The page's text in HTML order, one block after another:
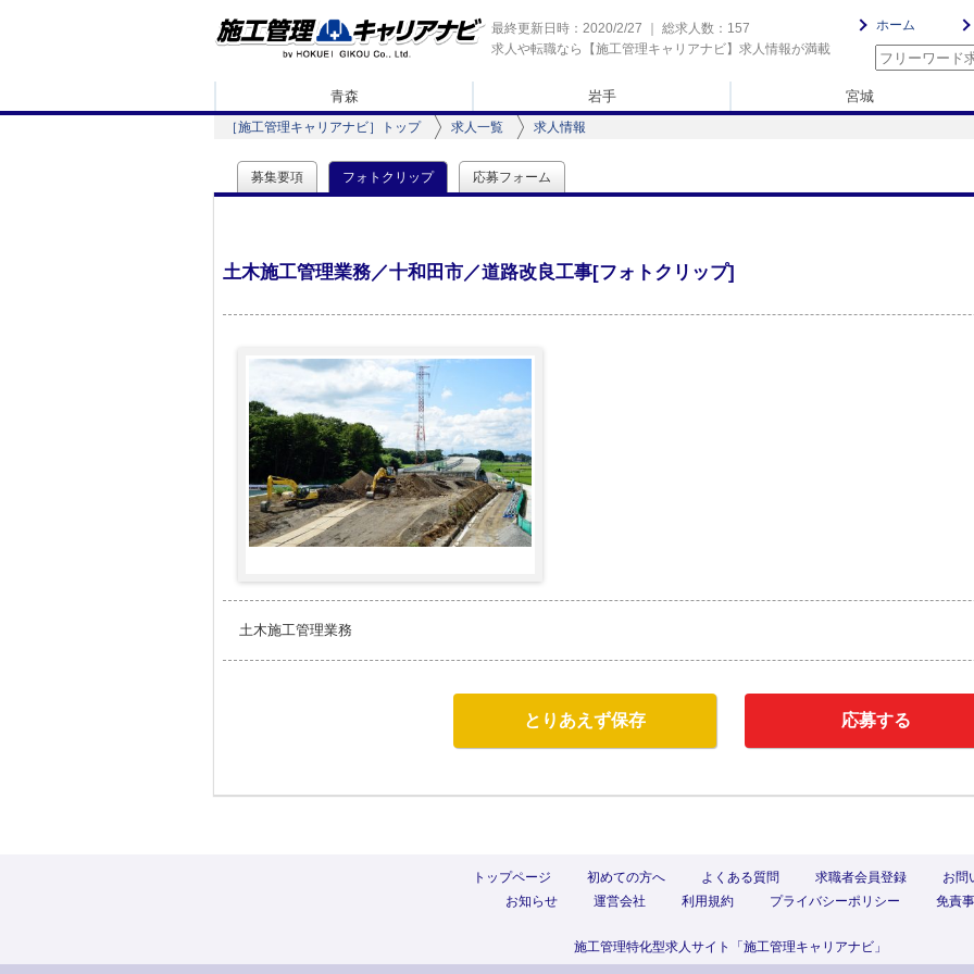
求人や転職なら【施工管理キャリアナビ】求人情報が満載
最終更新日時：2020/2/27 ｜ 総求人数：157 ホーム
青森 岩手 宮城
［施工管理キャリアナビ］トップ 求人一覧 求人情報
募集要項 フォトクリップ 応募フォーム
土木施工管理業務／十和田市／道路改良工事[フォトクリップ]
土木施工管理業務
とりあえず保存 応募する
トップページ 初めての方へ よくある質問 求職者会員登録
お問
お知らせ
運営会社 利用規約 プライバシーポリシー 免責
施工管理特化型求人サイト「施工管理キャリアナビ」